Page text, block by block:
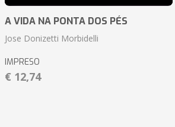
A VIDA NA PONTA DOS PÉS
Jose Donizetti Morbidelli
IMPRESO
€ 12,74